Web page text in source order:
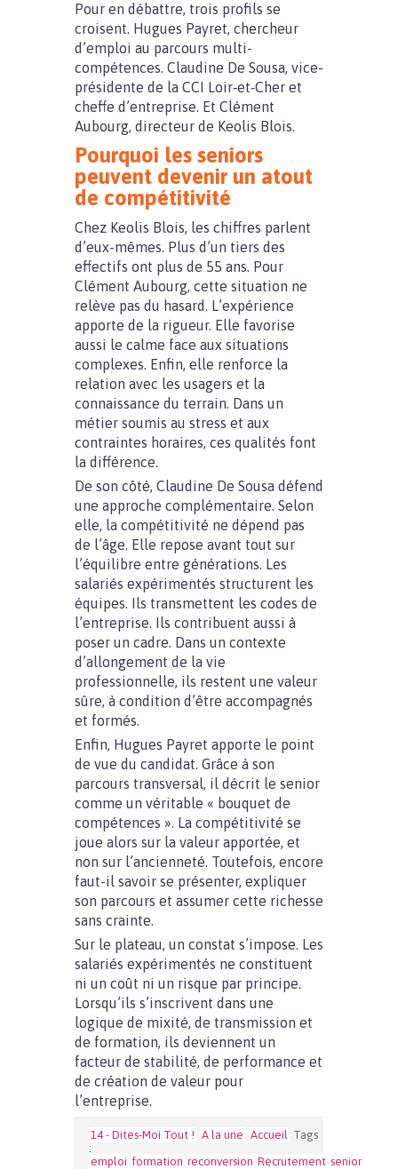
Pour en débattre, trois profils se
croisent. Hugues Payret, chercheur
d’emploi au parcours multi-
compétences. Claudine De Sousa, vice-
présidente de la CCI Loir‑et‑Cher et
cheffe d’entreprise. Et Clément
Aubourg, directeur de Keolis Blois.
Pourquoi les seniors
peuvent devenir un atout
de compétitivité
Chez Keolis Blois, les chiffres parlent
d’eux-mêmes. Plus d’un tiers des
effectifs ont plus de 55 ans. Pour
Clément Aubourg, cette situation ne
relève pas du hasard. L’expérience
apporte de la rigueur. Elle favorise
aussi le calme face aux situations
complexes. Enfin, elle renforce la
relation avec les usagers et la
connaissance du terrain. Dans un
métier soumis au stress et aux
contraintes horaires, ces qualités font
la différence.
De son côté, Claudine De Sousa défend
une approche complémentaire. Selon
elle, la compétitivité ne dépend pas
de l’âge. Elle repose avant tout sur
l’équilibre entre générations. Les
salariés expérimentés structurent les
équipes. Ils transmettent les codes de
l’entreprise. Ils contribuent aussi à
poser un cadre. Dans un contexte
d’allongement de la vie
professionnelle, ils restent une valeur
sûre, à condition d’être accompagnés
et formés.
Enfin, Hugues Payret apporte le point
de vue du candidat. Grâce à son
parcours transversal, il décrit le senior
comme un véritable « bouquet de
compétences ». La compétitivité se
joue alors sur la valeur apportée, et
non sur l’ancienneté. Toutefois, encore
faut-il savoir se présenter, expliquer
son parcours et assumer cette richesse
sans crainte.
Sur le plateau, un constat s’impose. Les
salariés expérimentés ne constituent
ni un coût ni un risque par principe.
Lorsqu’ils s’inscrivent dans une
logique de mixité, de transmission et
de formation, ils deviennent un
facteur de stabilité, de performance et
de création de valeur pour
l’entreprise.
14 - Dites-Moi Tout ! A la une Accueil Tags
:
emploi formation reconversion Recrutement senior